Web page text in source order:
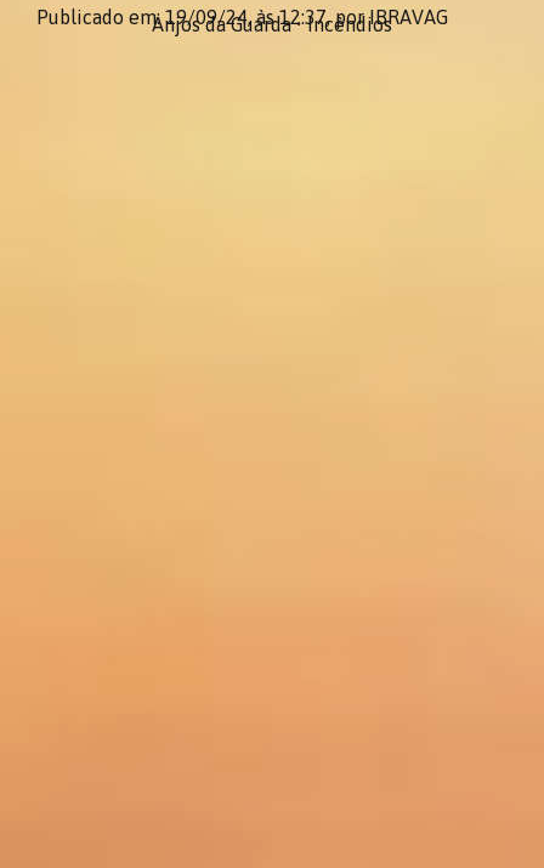
Publicado em: 19/09/24,às 12:37,por IBRAVAG
Anjos da Guarda•Incêndios